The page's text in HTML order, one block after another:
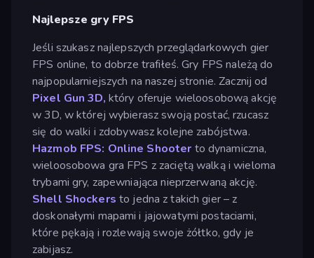
Najlepsze gry FPS
Jeśli szukasz najlepszych przeglądarkowych gier
FPS online, to dobrze trafiłeś. Gry FPS należą do
najpopularniejszych na naszej stronie. Zacznij od
Pixel Gun 3D, który oferuje wieloosobową akcję
w 3D, w której wybierasz swoją postać, rzucasz
się do walki i zdobywasz kolejne zabójstwa.
Hazmob FPS: Online Shooter to dynamiczna,
wieloosobowa gra FPS z zaciętą walką i wieloma
trybami gry, zapewniająca nieprzerwaną akcję.
Shell Shockers to jedna z takich gier – z
doskonałymi mapami i jajowatymi postaciami,
które pękają i rozlewają swoje żółtko, gdy je
zabijasz.